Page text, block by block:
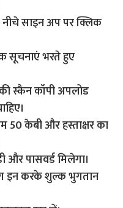
साइन अप पर क्लिक
सूचनाएं भरते हुए
स्कैन कॉपी अपलोड
केबी और हस्ताक्षर का
और पासवर्ड मिलेगा।
इन करके शुल्क भुगतान